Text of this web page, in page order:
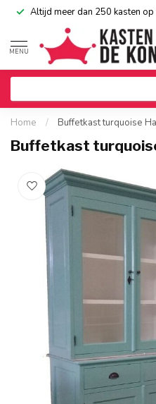
Altijd meer dan 250 kasten
MENU
Home / Buffetkast turquoise
Buffetkast